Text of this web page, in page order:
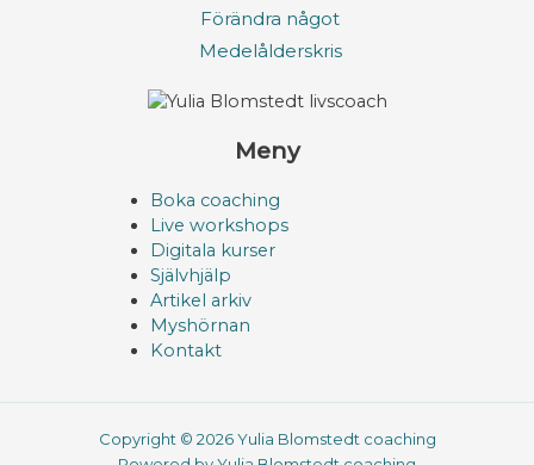
Förändra något
Medelålderskris
Meny
Boka coaching
Live workshops
Digitala kurser
Självhjälp
Artikel arkiv
Myshörnan
Kontakt
Copyright © 2026 Yulia Blomstedt coaching